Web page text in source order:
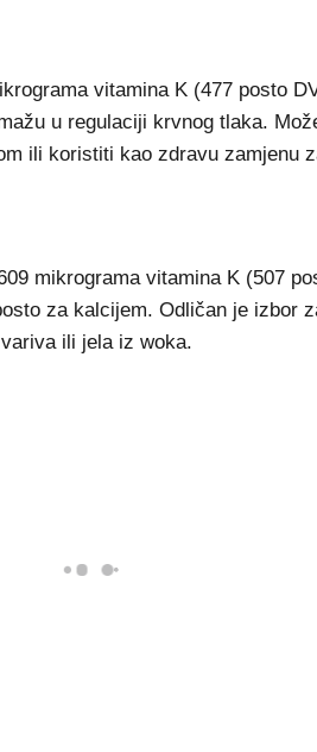
vitamina K (477 posto
u regulaciji krvnog tlaka.
ili koristiti kao zdravu zamjenu
mikrograma vitamina K (507
za kalcijem. Odličan je izbor
ili jela iz woka.